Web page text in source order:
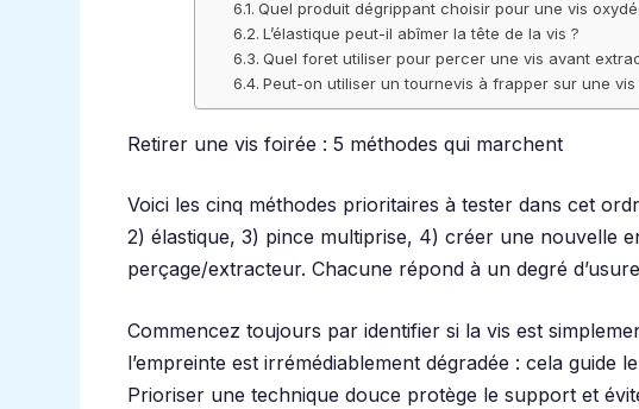
Quel produit dégrippant choisir pour une vis
L’élastique peut-il abîmer la tête de la vis ?
Quel foret utiliser pour percer une vis avant
Peut-on utiliser un tournevis à frapper sur une vis
Retirer une vis foirée : 5 méthodes qui marchent
Voici les cinq méthodes prioritaires à tester dans cet
2) élastique, 3) pince multiprise, 4) créer une nouvelle
perçage/extracteur. Chacune répond à un degré
Commencez toujours par identifier si la vis est
l’empreinte est irrémédiablement dégradée : cela guide
Prioriser une technique douce protège le support et